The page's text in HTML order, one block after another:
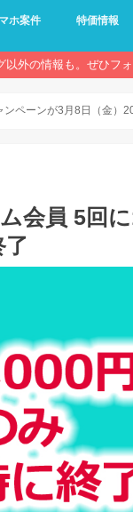
ホ案件 特価情報
以外の情報も。ぜひフ
ンペーンが3月8日（金）
会員 5回